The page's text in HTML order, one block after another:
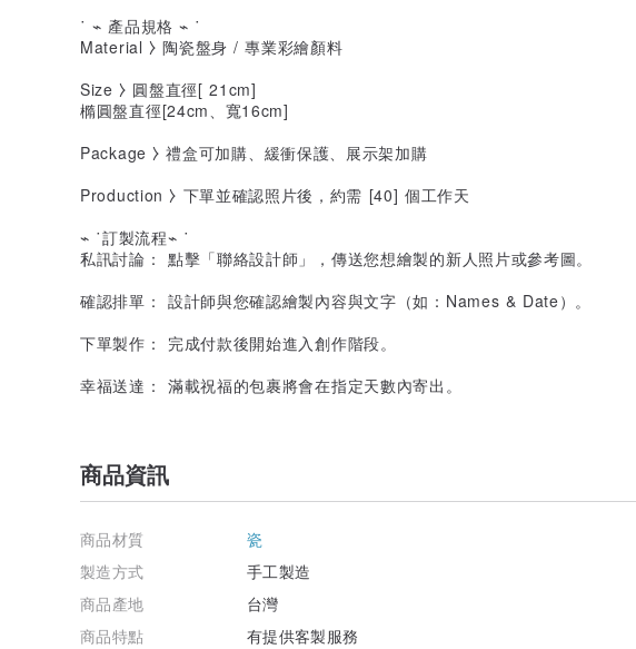
˙ ⌁ 產品規格 ⌁ ˙
Material ⧽ 陶瓷盤身 / 專業彩繪顏料
Size ⧽ 圓盤直徑[ 21cm]
橢圓盤直徑[24cm、寬16cm]
Package ⧽ 禮盒可加購、緩衝保護、展示架加購
Production ⧽ 下單並確認照片後，約需 [40] 個工作天
⌁ ˙訂製流程⌁ ˙
私訊討論： 點擊「聯絡設計師」，傳送您想繪製的新人照片或參考圖。
確認排單： 設計師與您確認繪製內容與文字（如：Names & Date）。
下單製作： 完成付款後開始進入創作階段。
幸福送達： 滿載祝福的包裹將會在指定天數內寄出。
商品資訊
商品材質
瓷
製造方式
手工製造
商品產地
台灣
商品特點
有提供客製服務